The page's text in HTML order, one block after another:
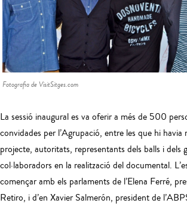
Fotografia de VisitSitges.com
La sessió inaugural es va oferir a més de 500
convidades per l’Agrupació, entre les que hi havia
projecte, autoritats, representants dels balls i dels
col·laboradors en la realització del documental.
començar amb els parlaments de l’Elena Ferré,
Retiro, i d’en Xavier Salmerón, president de